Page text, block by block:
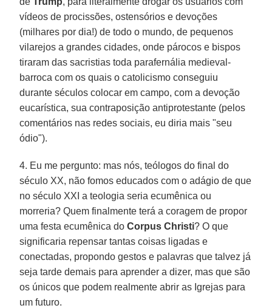
vídeos de procissões, ostensórios e devoções
(milhares por dia!) de todo o mundo, de pequenos
vilarejos a grandes cidades, onde párocos e bispos
tiraram das sacristias toda parafernália medieval-
barroca com os quais o catolicismo conseguiu
durante séculos colocar em campo, com a devoção
eucarística, sua contraposição antiprotestante (pelos
comentários nas redes sociais, eu diria mais "seu
ódio").
4. Eu me pergunto: mas nós, teólogos do final do
século XX, não fomos educados com o adágio de que
no século XXI a teologia seria ecumênica ou
morreria? Quem finalmente terá a coragem de propor
uma festa ecumênica doCorpus Christi? O que
significaria repensar tantas coisas ligadas e
conectadas, propondo gestos e palavras que talvez já
seja tarde demais para aprender a dizer, mas que são
os únicos que podem realmente abrir as Igrejas para
um futuro.